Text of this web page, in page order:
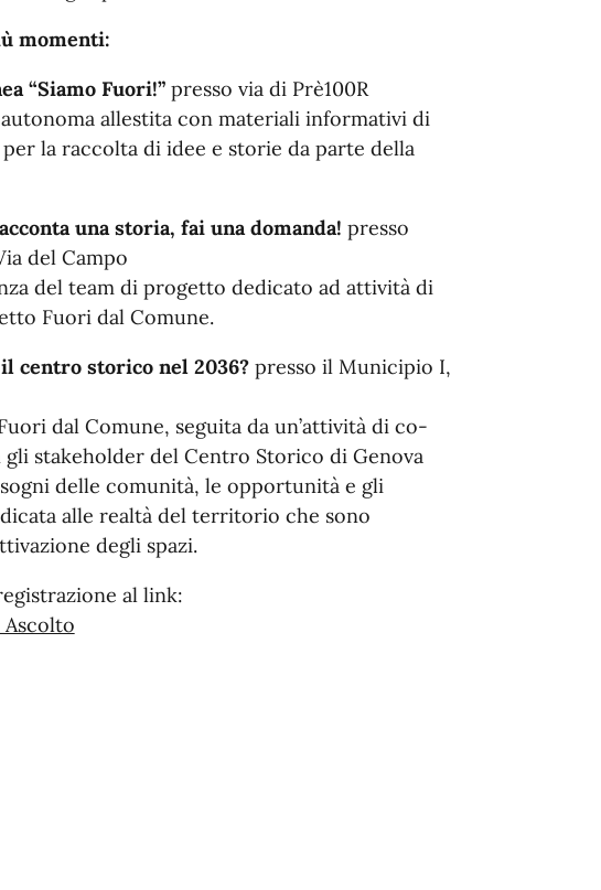
momenti:
“Siamo Fuori!”presso via di Prè100R
allestita con materiali informativi di
la raccolta di idee e storie da parte della
una storia, fai una domanda! presso
del Campo
del team di progetto dedicato ad attività di
Fuori dal Comune.
centro storico nel 2036?presso il Municipio I,
dal Comune, seguita da un’attività di co-
stakeholder del Centro Storico di Genova
delle comunità, le opportunità e gli
alle realtà del territorio che sono
degli spazi.
al link: